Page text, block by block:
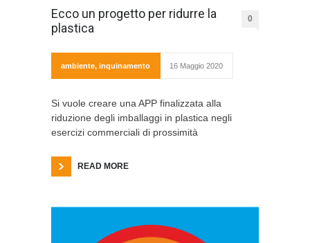
Ecco un progetto per ridurre la
plastica
0
ambiente, inquinamento 16 Maggio 2020
Si vuole creare una APP finalizzata alla
riduzione degli imballaggi in plastica negli
esercizi commerciali di prossimità
READ MORE